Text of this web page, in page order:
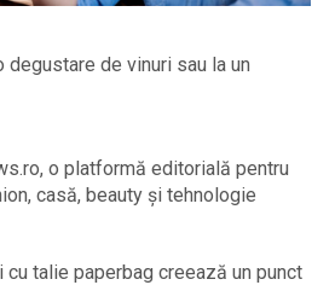
degustare de vinuri sau la un
o platformă editorială pentru
casă, beauty și tehnologie
cu talie paperbag creează un punct